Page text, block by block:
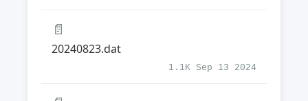
📄
20240823.dat
1.1K Sep 13 2024